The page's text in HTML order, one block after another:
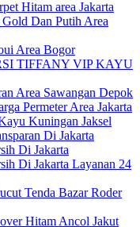
Hitam area Jakarta
Dan Putih Area
Area Bogor
TIFFANY VIP KAYU
Area Sawangan Depok
Permeter Area Jakarta
Kuningan Jaksel
Di Jakarta
Di Jakarta
Di Jakarta Layanan 24
Tenda Bazar Roder
Hitam Ancol Jakut